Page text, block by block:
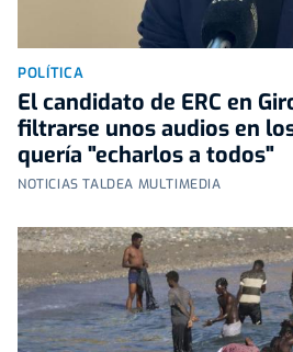
POLÍTICA
El candidato de ERC en
filtrarse unos audios en
quería "echarlos a todos"
NOTICIAS TALDEA MULTIMEDIA